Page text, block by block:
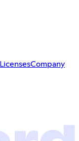
LicensesCompany